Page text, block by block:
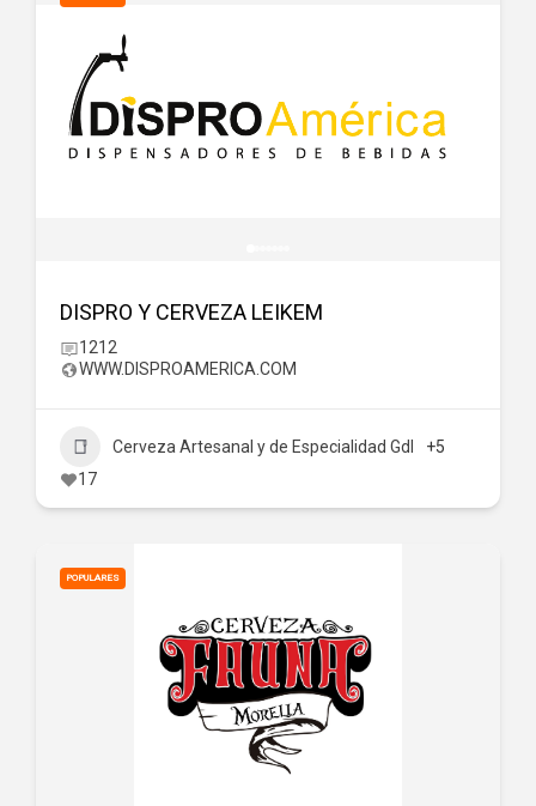
DISPRO Y CERVEZA LEIKEM
1212
WWW.DISPROAMERICA.COM
Cerveza Artesanal y de Especialidad Gdl
+5
17
POPULARES